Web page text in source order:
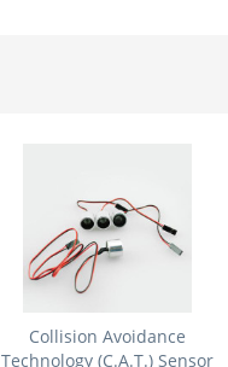
Collision Avoidance
Technology (C.A.T.) Sensor